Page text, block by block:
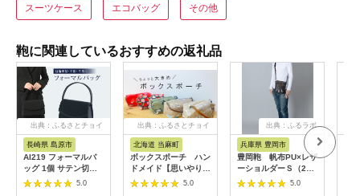
スーツケース エコバッグ その他
鞄に関連しているおすすめの返礼品
出典：ふるさとチョイ
ス
長崎県 島原市
AI219 フォーマルバ
ッグ 1個 サテン切り
替え5588[ フォーマル
バッグ バック レディ
5.0
出典：ふるさとチョイ
ス
北海道 当麻町
ボックスポーチ ハン
ドメイド【思いやり型
返礼品】
5.0
出典：ふるラボ
兵庫県 豊岡市
豊岡鞄 帆布PU×レザ
ーショルダーＳ（24-
170）ブラック5.0